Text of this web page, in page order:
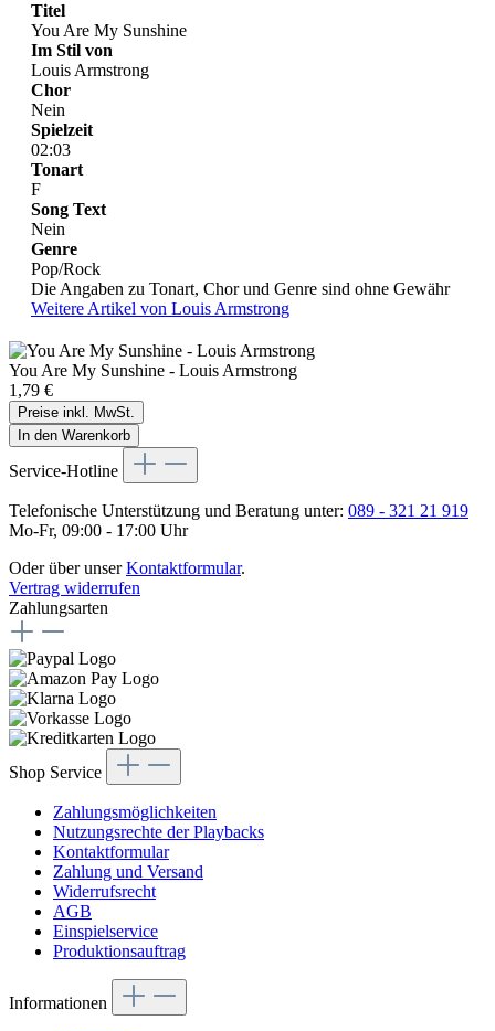
Titel
You Are My Sunshine
Im Stil von
Louis Armstrong
Chor
Nein
Spielzeit
02:03
Tonart
F
Song Text
Nein
Genre
Pop/Rock
Die Angaben zu Tonart, Chor und Genre sind ohne Gewähr
Weitere Artikel von Louis Armstrong
You Are My Sunshine - Louis Armstrong
1,79 €
Preise inkl. MwSt.
In den Warenkorb
Service-Hotline
Telefonische Unterstützung und Beratung unter: 089 - 321 21 919
Mo-Fr, 09:00 - 17:00 Uhr
Oder über unserKontaktformular.
Vertrag widerrufen
Zahlungsarten
Shop Service
Zahlungsmöglichkeiten
Nutzungsrechte der Playbacks
Kontaktformular
Zahlung und Versand
Widerrufsrecht
AGB
Einspielservice
Produktionsauftrag
Informationen